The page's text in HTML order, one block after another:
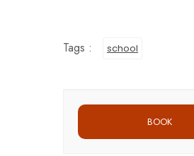
Tags : school